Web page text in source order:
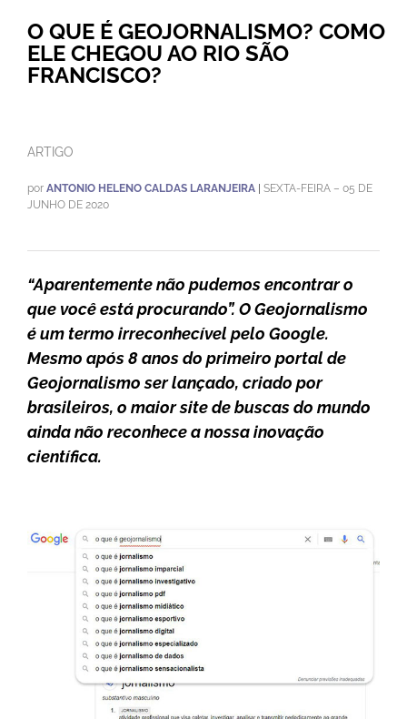
O QUE É GEOJORNALISMO? COMO
ELE CHEGOU AO RIO SÃO
FRANCISCO?
ARTIGO
por ANTONIO HELENO CALDAS LARANJEIRA
SEXTA-FEIRA – 05 DE
JUNHO DE 2020
“Aparentemente não pudemos encontrar o
que você está procurando”. O Geojornalismo
é um termo irreconhecível pelo Google.
Mesmo após 8 anos do primeiro portal de
Geojornalismo ser lançado, criado por
brasileiros, o maior site de buscas do mundo
ainda não reconhece a nossa inovação
científica.